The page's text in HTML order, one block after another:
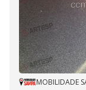
MOBILIDADE